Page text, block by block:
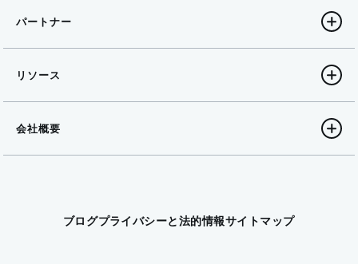
パートナー
リソース
会社概要
ブログプライバシーと法的情報サイトマップ